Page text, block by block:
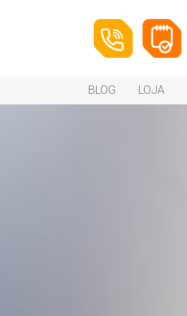
BLOG LOJA